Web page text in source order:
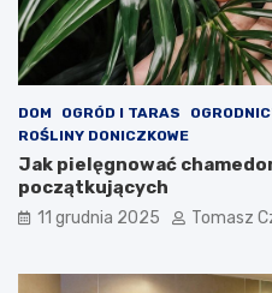
DOM OGRÓD I TARAS
ROŚLINY DONICZKOWE
Jak pielęgnować
początkujących
11 grudnia 2025 Tomasz